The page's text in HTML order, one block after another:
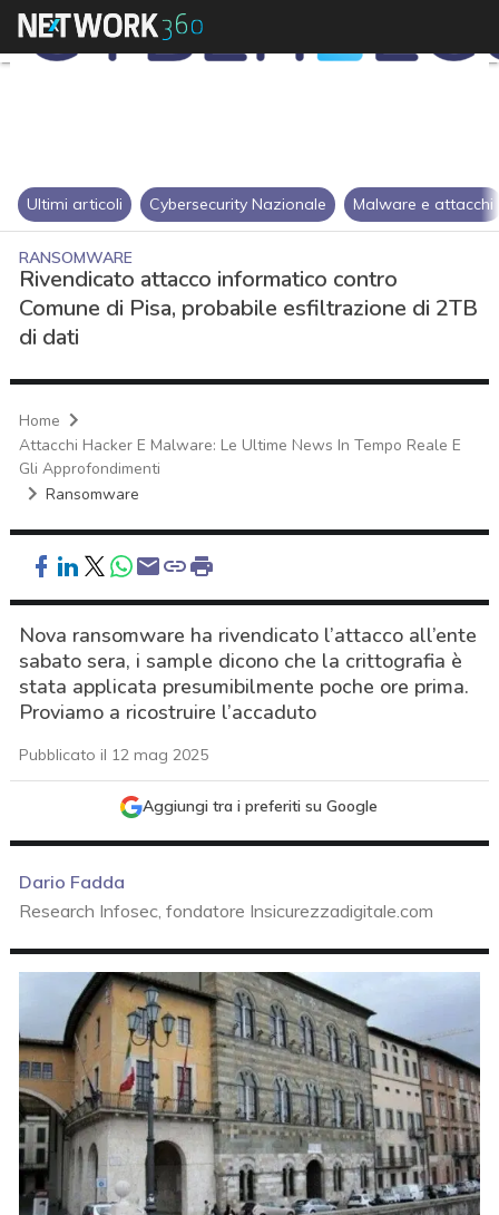
Ultimi articoli Cybersecurity Nazionale Malware e attacchi
RANSOMWARE
Rivendicato attacco informatico contro
Comune di Pisa, probabile esfiltrazione di 2TB
di dati
Home
Attacchi Hacker E Malware: Le Ultime News In Tempo Reale E
Gli Approfondimenti
Ransomware
Nova ransomware ha rivendicato l’attacco all’ente
sabato sera, i sample dicono che la crittografia è
stata applicata presumibilmente poche ore prima.
Proviamo a ricostruire l’accaduto
Pubblicato il 12 mag 2025
Aggiungi tra i preferiti su Google
Dario Fadda
Research Infosec, fondatore Insicurezzadigitale.com